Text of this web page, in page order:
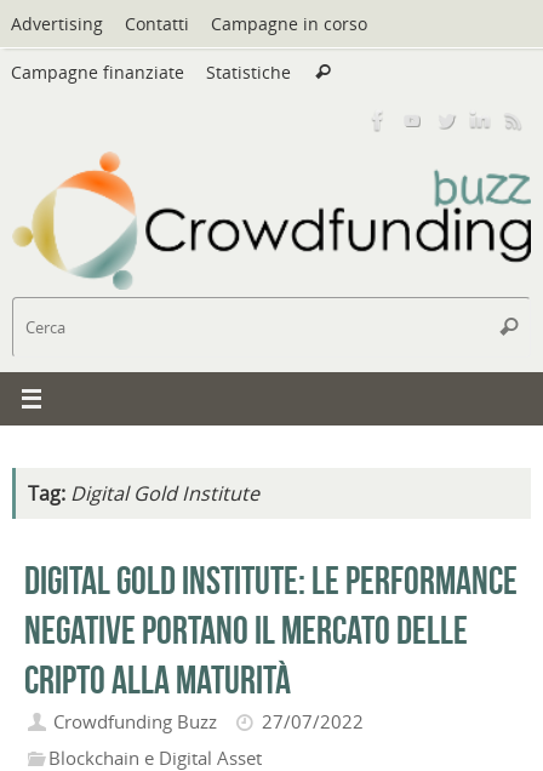
Vai
al
contenuto
Advertising Contatti Campagne in corso
Campagne finanziate Statistiche Cerca
Cerca
Tag: Digital Gold Institute
Digital Gold Institute: le performance
negative portano il mercato delle
cripto alla maturità
Crowdfunding Buzz
27/07/2022
Blockchain e Digital Asset